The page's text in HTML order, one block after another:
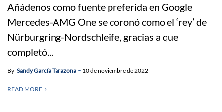
Añádenos como fuente preferida en Google
Mercedes-AMG One se coronó como el ‘rey’ de
Nürburgring-Nordschleife, gracias a que
completó...
By Sandy García Tarazona 10 de noviembre de 2022
READ MORE